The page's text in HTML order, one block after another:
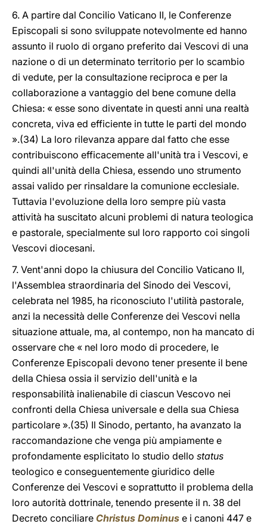
6. A partire dal Concilio Vaticano II, le Conferenze
Episcopali si sono sviluppate notevolmente ed hanno
assunto il ruolo di organo preferito dai Vescovi di una
nazione o di un determinato territorio per lo scambio
di vedute, per la consultazione reciproca e per la
collaborazione a vantaggio del bene comune della
Chiesa: « esse sono diventate in questi anni una realtà
concreta, viva ed efficiente in tutte le parti del mondo
».(34) La loro rilevanza appare dal fatto che esse
contribuiscono efficacemente all'unità tra i Vescovi, e
quindi all'unità della Chiesa, essendo uno strumento
assai valido per rinsaldare la comunione ecclesiale.
Tuttavia l'evoluzione della loro sempre più vasta
attività ha suscitato alcuni problemi di natura teologica
e pastorale, specialmente sul loro rapporto coi singoli
Vescovi diocesani.
7. Vent'anni dopo la chiusura del Concilio Vaticano II,
l'Assemblea straordinaria del Sinodo dei Vescovi,
celebrata nel 1985, ha riconosciuto l'utilità pastorale,
anzi la necessità delle Conferenze dei Vescovi nella
situazione attuale, ma, al contempo, non ha mancato di
osservare che « nel loro modo di procedere, le
Conferenze Episcopali devono tener presente il bene
della Chiesa ossia il servizio dell'unità e la
responsabilità inalienabile di ciascun Vescovo nei
confronti della Chiesa universale e della sua Chiesa
particolare ».(35) Il Sinodo, pertanto, ha avanzato la
raccomandazione che venga più ampiamente e
profondamente esplicitato lo studio dello status
teologico e conseguentemente giuridico delle
Conferenze dei Vescovi e soprattutto il problema della
loro autorità dottrinale, tenendo presente il n. 38 del
Decreto conciliare Christus Dominus e i canoni 447 e